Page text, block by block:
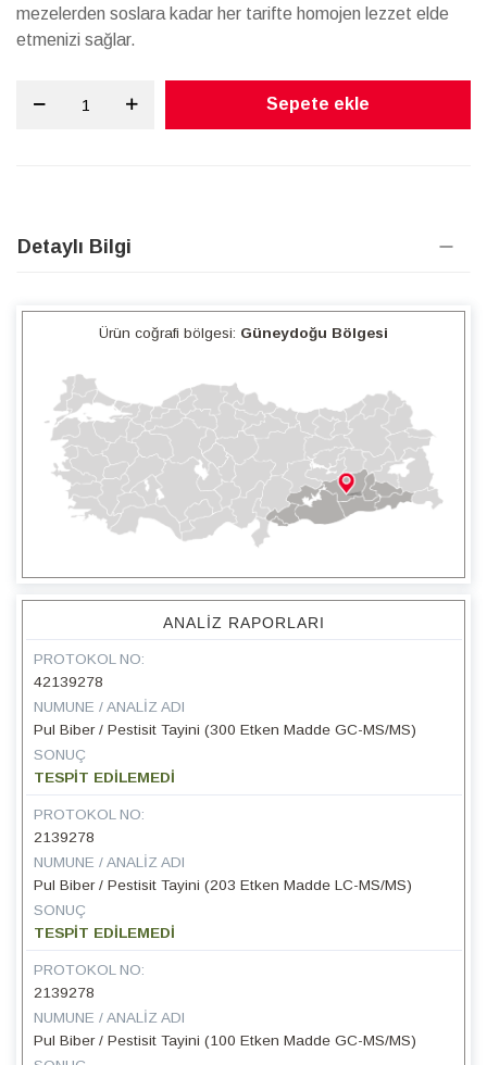
mezelerden soslara kadar her tarifte homojen lezzet elde
etmenizi sağlar.
Sepete ekle
Detaylı Bilgi
Ürün coğrafi bölgesi: Güneydoğu Bölgesi
ANALIZ RAPORLARI
PROTOKOL NO:
42139278
NUMUNE / ANALIZ ADI
Pul Biber / Pestisit Tayini (300 Etken Madde GC-MS/MS)
SONUÇ
TESPİT EDİLEMEDİ
PROTOKOL NO:
2139278
NUMUNE / ANALIZ ADI
Pul Biber / Pestisit Tayini (203 Etken Madde LC-MS/MS)
SONUÇ
TESPİT EDİLEMEDİ
PROTOKOL NO:
2139278
NUMUNE / ANALIZ ADI
Pul Biber / Pestisit Tayini (100 Etken Madde GC-MS/MS)